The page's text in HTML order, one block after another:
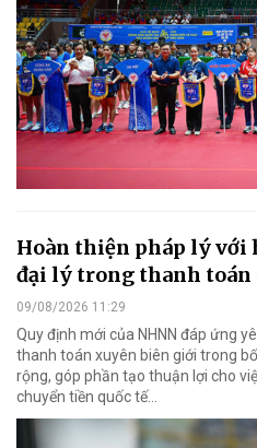
Hoàn thiện pháp lý với
đại lý trong thanh toán
09/08/2026 11:29
Quy định mới của NHNN đáp ứng
thanh toán xuyên biên giới trong
rộng, góp phần tạo thuận lợi cho
chuyển tiền quốc tế...